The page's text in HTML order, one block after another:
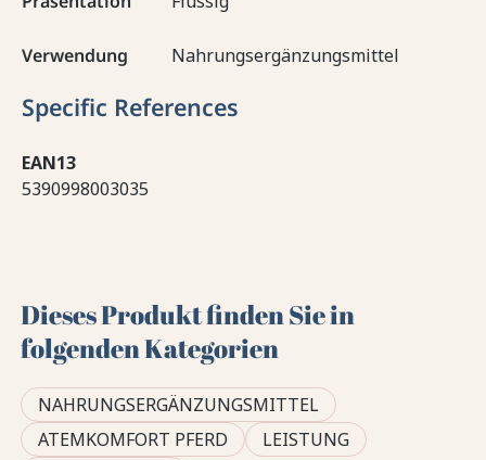
Verwendung Nahrungsergänzungsmittel
Specific References
EAN13
5390998003035
Dieses Produkt finden Sie in
folgenden Kategorien
NAHRUNGSERGÄNZUNGSMITTEL
ATEMKOMFORT PFERD
LEISTUNG